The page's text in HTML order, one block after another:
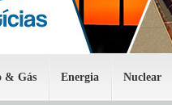
& Gás Energia Nuclear